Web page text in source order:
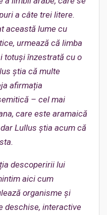
a câte trei litere.
această lume cu
urmează că limba
totuși înzestrată cu o
știa că multe
afirmația
– cel mai
care este aramaică
Lullus știa acum că
descoperirii lui
aici cum
organisme și
deschise, interactive